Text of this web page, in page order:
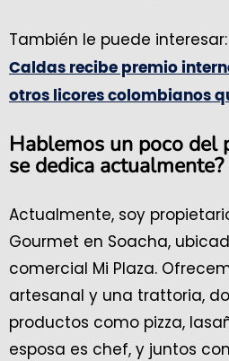
También le puede interesar:
Caldas recibe premio
otros licores colombianos
Hablemos un poco del
se dedica actualmente?
Actualmente, soy
Gourmet en Soacha,
comercial Mi Plaza.
artesanal y una trattoria,
productos como pizza,
esposa es chef, y juntos